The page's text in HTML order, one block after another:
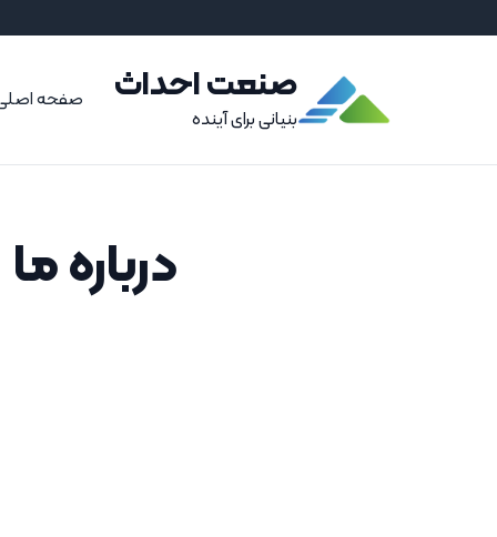
صنعت احداث
بنیانی برای آینده
صفحه
درباره ما